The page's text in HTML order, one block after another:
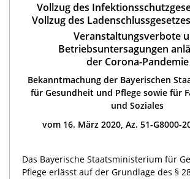
Vollzug des
Vollzug des
Veranstaltungsverbote
Betriebsuntersagungen
der Corona-Pandemie
Bekanntmachung der Bayerischen
für Gesundheit und Pflege sowie für
und Soziales
vom 16. März 2020, Az. 51-G8000-
Das Bayerische Staatsministerium für
Pflege erlässt auf der Grundlage des §